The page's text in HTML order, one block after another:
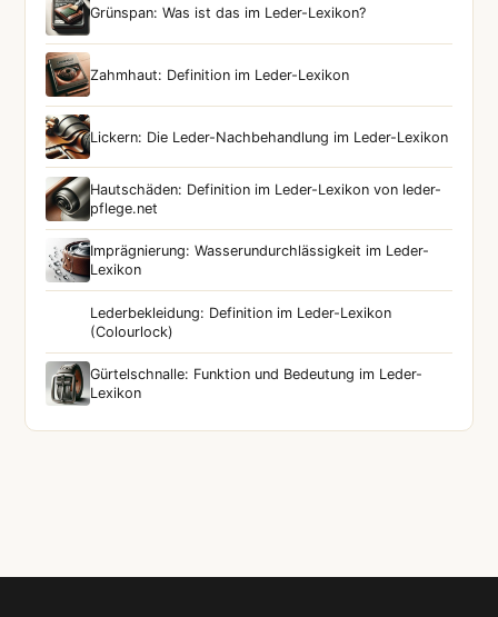
Grünspan: Was ist das im Leder-Lexikon?
Zahmhaut: Definition im Leder-Lexikon
Lickern: Die Leder-Nachbehandlung im Leder-Lexikon
Hautschäden: Definition im Leder-Lexikon von leder-
pflege.net
Imprägnierung: Wasserundurchlässigkeit im Leder-
Lexikon
Lederbekleidung: Definition im Leder-Lexikon
(Colourlock)
Gürtelschnalle: Funktion und Bedeutung im Leder-
Lexikon